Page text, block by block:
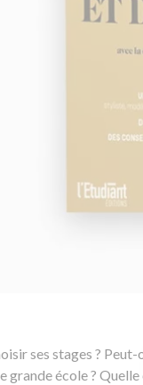
ses stages ? Peut-
grande école ?